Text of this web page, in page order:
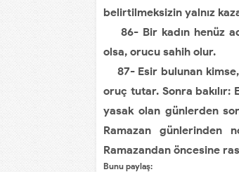
belirtilmeksizin yalnız
86- Bir kadın henüz
olsa, orucu sahih olur.
87- Esir bulunan kimse,
oruç tutar. Sonra bakılır:
yasak olan günlerden
Ramazan günlerinden
Ramazandan öncesine
Bunu paylaş: